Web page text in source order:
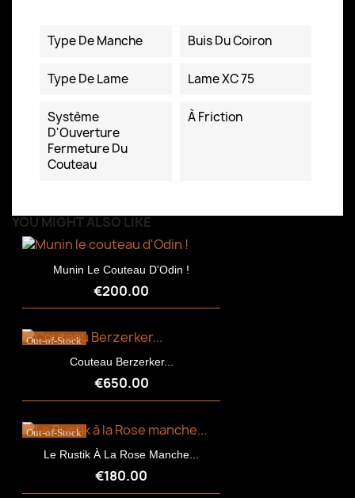
Type De Manche
Buis Du Coiron
Type De Lame Lame XC 75
Système
D'Ouverture
Fermeture Du
Couteau
À Friction
YOU MIGHT ALSO LIKE
Munin Le Couteau D'Odin !
€200.00
Couteau Berzerker...
€650.00
Out-of-Stock
Le Rustik À La Rose Manche...
€180.00
Out-of-Stock